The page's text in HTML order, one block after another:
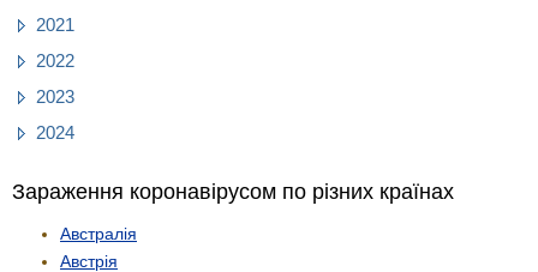
2021
2022
2023
2024
Зараження коронавірусом по різних країнах
Австралія
Австрія